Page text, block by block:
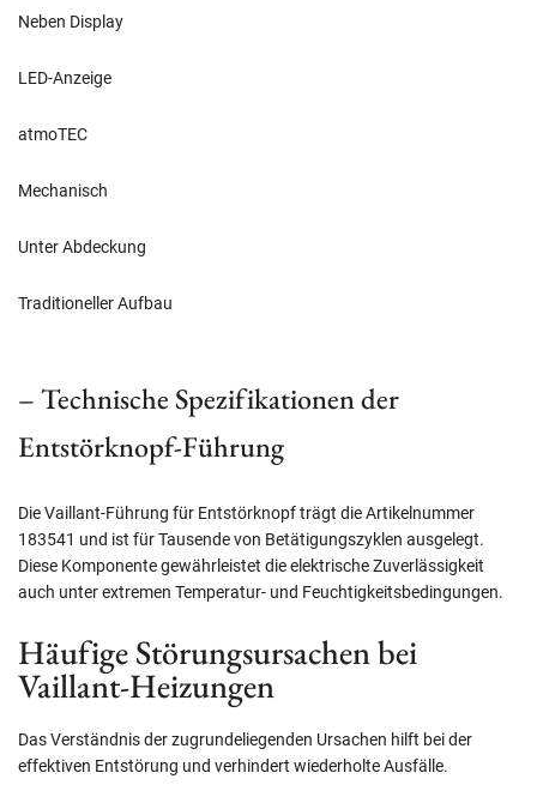
Neben Display
LED-Anzeige
atmoTEC
Mechanisch
Unter Abdeckung
Traditioneller Aufbau
– Technische Spezifikationen der
Entstörknopf-Führung
Die Vaillant-Führung für Entstörknopf trägt die Artikelnummer
183541 und ist für Tausende von Betätigungszyklen ausgelegt.
Diese Komponente gewährleistet die elektrische Zuverlässigkeit
auch unter extremen Temperatur- und Feuchtigkeitsbedingungen.
Häufige Störungsursachen bei
Vaillant-Heizungen
Das Verständnis der zugrundeliegenden Ursachen hilft bei der
effektiven Entstörung und verhindert wiederholte Ausfälle.